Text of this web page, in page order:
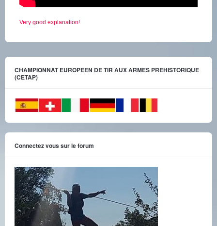
Very good explanation!
CHAMPIONNAT EUROPEEN DE TIR AUX ARMES PREHISTORIQUE
(CETAP)
Connectez vous sur le forum